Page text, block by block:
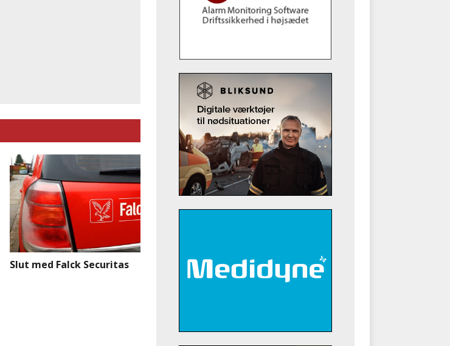
Slut med Falck Securitas